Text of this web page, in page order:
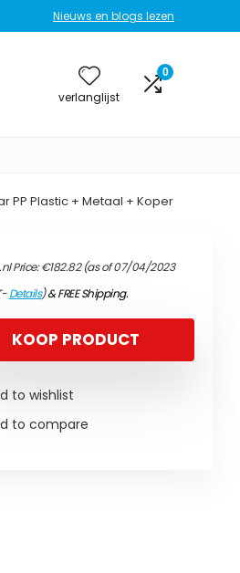
Nieuws en blogs lezen
verlanglijst
0
PP Plastic + Metaal + Koper
Price:€182.82(as of 07/04/2023
Details)&FREE Shipping.
KOOP PRODUCT
to wishlist
to compare